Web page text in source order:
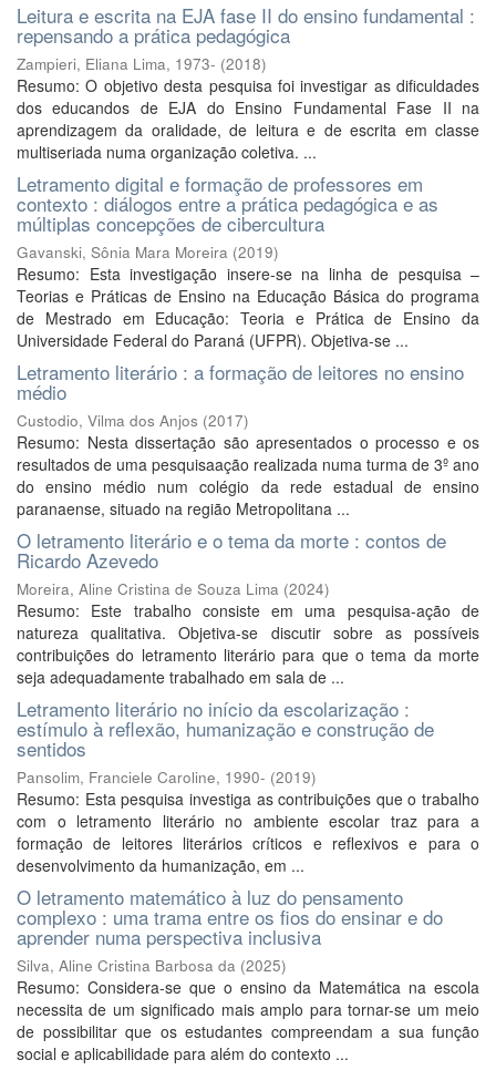
Leitura e escrita na EJA fase II do ensino fundamental :
repensando a prática pedagógica
Zampieri, Eliana Lima, 1973- (2018)
Resumo: O objetivo desta pesquisa foi investigar as dificuldades
dos educandos de EJA do Ensino Fundamental Fase II na
aprendizagem da oralidade, de leitura e de escrita em classe
multiseriada numa organização coletiva. ...
Letramento digital e formação de professores em
contexto : diálogos entre a prática pedagógica e as
múltiplas concepções de cibercultura
Gavanski, Sônia Mara Moreira (2019)
Resumo: Esta investigação insere-se na linha de pesquisa –
Teorias e Práticas de Ensino na Educação Básica do programa
de Mestrado em Educação: Teoria e Prática de Ensino da
Universidade Federal do Paraná (UFPR). Objetiva-se ...
Letramento literário : a formação de leitores no ensino
médio
Custodio, Vilma dos Anjos (2017)
Resumo: Nesta dissertação são apresentados o processo e os
resultados de uma pesquisaação realizada numa turma de 3º ano
do ensino médio num colégio da rede estadual de ensino
paranaense, situado na região Metropolitana ...
O letramento literário e o tema da morte : contos de
Ricardo Azevedo
Moreira, Aline Cristina de Souza Lima (2024)
Resumo: Este trabalho consiste em uma pesquisa-ação de
natureza qualitativa. Objetiva-se discutir sobre as possíveis
contribuições do letramento literário para que o tema da morte
seja adequadamente trabalhado em sala de ...
Letramento literário no início da escolarização :
estímulo à reflexão, humanização e construção de
sentidos
Pansolim, Franciele Caroline, 1990- (2019)
Resumo: Esta pesquisa investiga as contribuições que o trabalho
com o letramento literário no ambiente escolar traz para a
formação de leitores literários críticos e reflexivos e para o
desenvolvimento da humanização, em ...
O letramento matemático à luz do pensamento
complexo : uma trama entre os fios do ensinar e do
aprender numa perspectiva inclusiva
Silva, Aline Cristina Barbosa da (2025)
Resumo: Considera-se que o ensino da Matemática na escola
necessita de um significado mais amplo para tornar-se um meio
de possibilitar que os estudantes compreendam a sua função
social e aplicabilidade para além do contexto ...